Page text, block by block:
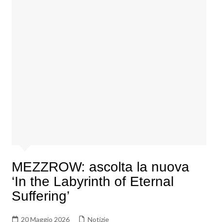
MEZZROW: ascolta la nuova
‘In the Labyrinth of Eternal
Suffering’
20 Maggio 2026 Notizie